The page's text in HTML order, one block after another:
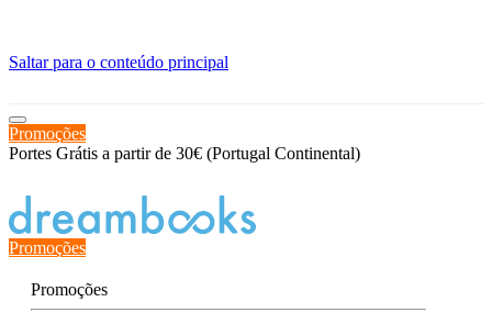
Saltar para o conteúdo principal
Promoções
Portes Grátis a partir de 30€ (Portugal Continental)
Promoções
Promoções
≡